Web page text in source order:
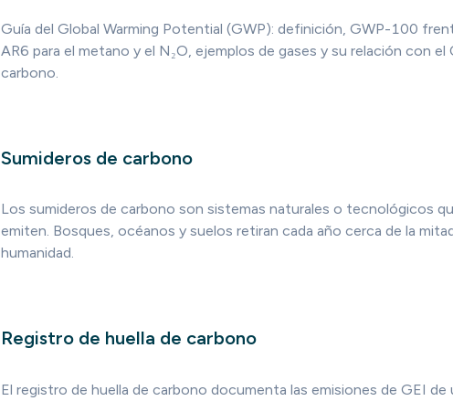
Guía del Global Warming Potential (GWP): definición, GWP-100
AR6 para el metano y el N₂O, ejemplos de gases y su relación con el
carbono.
Sumideros de carbono
Los sumideros de carbono son sistemas naturales o tecnológicos
emiten. Bosques, océanos y suelos retiran cada año cerca de la
humanidad.
Registro de huella de carbono
El registro de huella de carbono documenta las emisiones de GEI de